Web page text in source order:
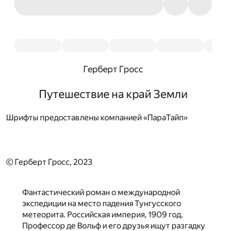
Герберт Гросс
Путешествие на край Земли
Шрифты предоставлены компанией «ПараТайп»
© Герберт Гросс, 2023
Фантастический роман о международной
экспедиции на место падения Тунгусского
метеорита. Российская империя, 1909 год.
Профессор де Вольф и его друзья ищут разгадку